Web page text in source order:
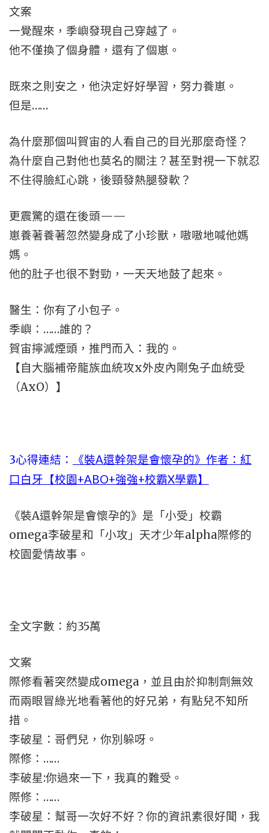
文案
一覺醒來，季嶼發現自己穿越了。
他不僅換了個身體，還有了個崽。
既來之則安之，他決定好好學習，努力養崽。
但是……
為什麼那個叫賀宙的人看自己的目光那麼奇怪？
為什麼自己對他也莫名的關注？甚至對視一下就忍
不住得臉紅心跳，後頸發熱腿發軟？
更震驚的還在後頭——
崽養著養著忽然變身成了小珍獸，嗷嗷地喊他媽
媽。
他的肚子也很不對勁，一天天地鼓了起來。
醫生：你有了小包子。
季嶼：……誰的？
賀宙擰滅煙頭，推門而入：我的。
【自大腦補帝龍族血統攻x外皮內剛兔子血統受
（AxO）】
3心得連結：
《裝A還幹架是會懷孕的》作者：紅
口白牙【校園+ABO+強強+校霸X學霸】
《裝A還幹架是會懷孕的》是「小受」校霸
omega李破星和「小攻」天才少年alpha際修的
校園愛情故事。
全文字數：約35萬
文案
際修看著突然變成omega，並且由於抑制劑無效
而兩眼冒綠光地看著他的好兄弟，有點兒不知所
措。
李破星：哥們兒，你別躲呀。
際修：……
李破星:你過來一下，我真的難受。
際修：……
李破星：幫哥一次好不好？你的資訊素很好聞，我